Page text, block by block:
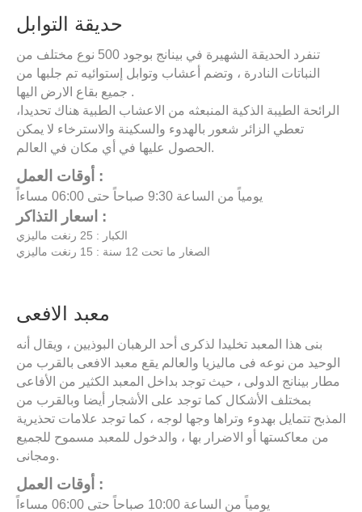
حديقة التوابل
تنفرد الحديقة الشهيرة في بينانج بوجود 500 نوع مختلف من
النباتات النادرة ، وتضم أعشاب وتوابل إستوائيه تم جلبها من
جميع بقاع الارض اليها .
الرائحة الطيبة الذكية المنبعثه من الاعشاب الطبية هناك تحديدا،
تعطي الزائر شعور بالهدوء والسكينة والاسترخاء لا يمكن
الحصول عليها في أي مكان في العالم.
أوقات العمل :
يومياً من الساعة 9:30 صباحاً حتى 06:00 مساءاً
اسعار التذاكر :
الصغار ما تحت 12 سنة : 15 رنغت ماليزي
معبد الافعى
بنى هذا المعبد تخليدا لذكرى أحد الرهبان البوذيين ، ويقال أنه
الوحيد من نوعه فى ماليزيا والعالم يقع معبد الافعى بالقرب من
مطار بينانج الدولى ، حيث توجد بداخل المعبد الكثير من الأفاعى
بمختلف الأشكال كما توجد على الأشجار أيضا وبالقرب من
المذبح تتمايل بهدوء وتراها وجها لوجه ، كما توجد علامات تحذيرية
من معاكستها أو الاضرار بها ، والدخول للمعبد مسموح للجميع
ومجانى.
أوقات العمل :
يومياً من الساعة 10:00 صباحاً حتى 06:00 مساءاً